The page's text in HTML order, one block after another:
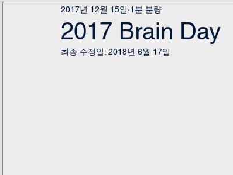
2017 Brain Day
2017년 12월 15일 1분 분량
최종 수정일: 2018년 6월 17일